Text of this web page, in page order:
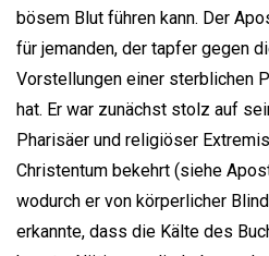
bösem Blut führen kann. Der
für jemanden, der tapfer gegen
Vorstellungen einer sterblichen
hat. Er war zunächst stolz auf
Pharisäer und religiöser
Christentum bekehrt (siehe
wodurch er von körperlicher
erkannte, dass die Kälte des